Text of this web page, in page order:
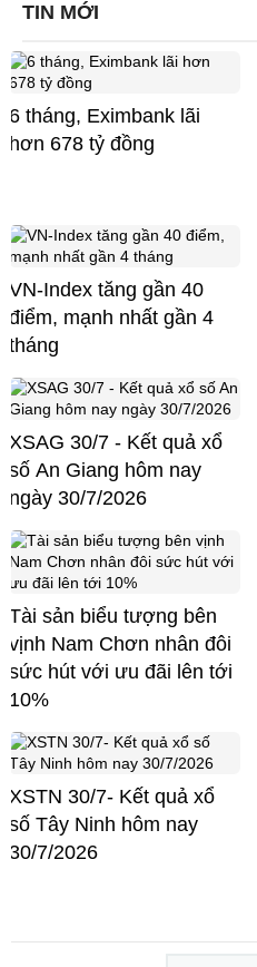
TIN MỚI
6 tháng, Eximbank lãi
hơn 678 tỷ đồng
VN-Index tăng gần 40
điểm, mạnh nhất gần 4
tháng
XSAG 30/7 - Kết quả xổ
số An Giang hôm nay
ngày 30/7/2026
Tài sản biểu tượng bên
vịnh Nam Chơn nhân đôi
sức hút với ưu đãi lên tới
10%
XSTN 30/7- Kết quả xổ
số Tây Ninh hôm nay
30/7/2026